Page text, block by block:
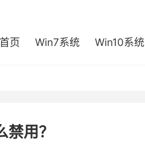
首页 Win7系统 Win10系统
用？